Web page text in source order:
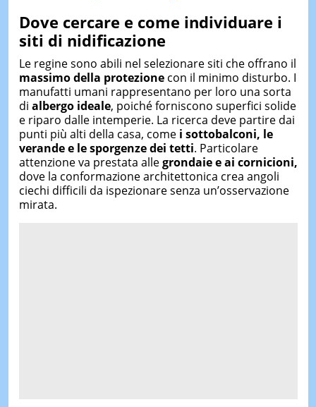
Dove cercare e come individuare i
siti di nidificazione
Le regine sono abili nel selezionare siti che offrano il
massimo della protezionecon il minimo disturbo. I
manufatti umani rappresentano per loro una sorta
di albergo ideale, poiché forniscono superfici solide
e riparo dalle intemperie. La ricerca deve partire dai
punti più alti della casa, comei sottobalconi, le
verande e le sporgenze dei tetti. Particolare
attenzione va prestata allegrondaie e ai cornicioni,
dove la conformazione architettonica crea angoli
ciechi difficili da ispezionare senza un’osservazione
mirata.